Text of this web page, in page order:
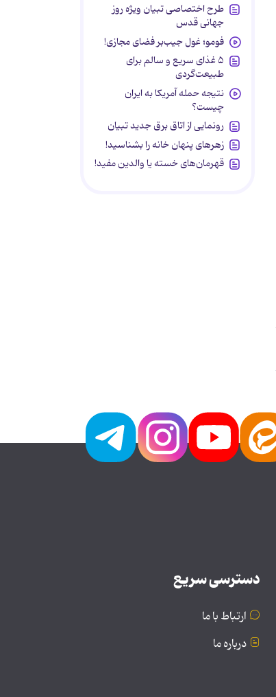
طرح اختصاصی تبیان ویژه روز
جهانی قدس
فومو؛ غول جیب‌بر فضای مجازی!
۵ غذای سریع و سالم برای
طبیعت‌گردی
نتیجه حمله آمریکا به ایران
چیست؟
رونمایی از اتاق برق جدید تبیان
زهرهای پنهان خانه را بشناسید!
قهرمان‌های خسته یا والدین مفید!
دسترسی سریع
ارتباط با ما
درباره ما